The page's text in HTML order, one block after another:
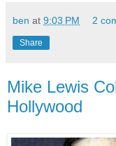
ben at 9:03 PM 2
Share
Mike Lewis
Hollywood